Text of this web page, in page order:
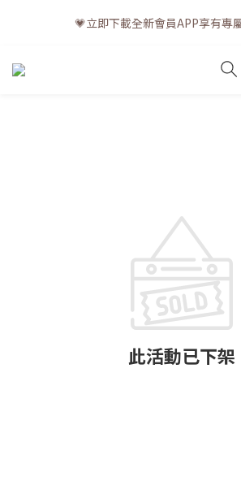
💗訂單一般送貨時間為3至5個工作天 (星期
工作天)
💗立即下載全新會員APP享有專
💗訂單一般送貨時間為3至5個工作天 (星期
此活動已下架